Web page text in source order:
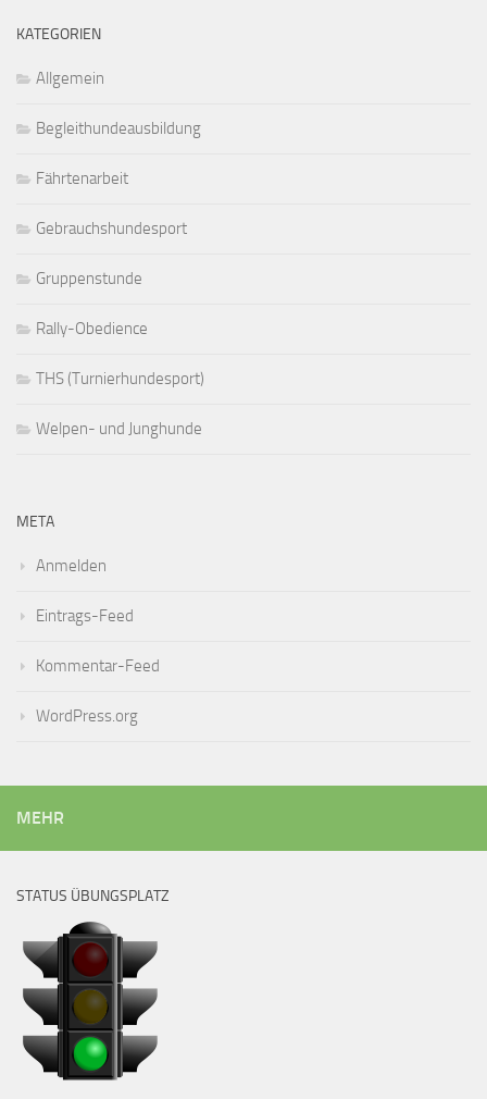
KATEGORIEN
Allgemein
Begleithundeausbildung
Fährtenarbeit
Gebrauchshundesport
Gruppenstunde
Rally-Obedience
THS (Turnierhundesport)
Welpen- und Junghunde
META
Anmelden
Eintrags-Feed
Kommentar-Feed
WordPress.org
MEHR
STATUS ÜBUNGSPLATZ